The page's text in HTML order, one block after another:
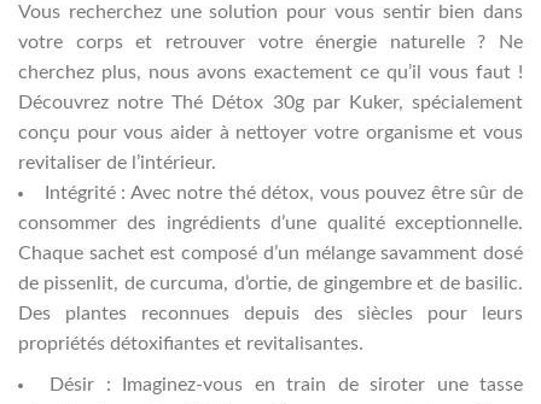
Vous recherchez une solution pour vous sentir bien dans
votre corps et retrouver votre énergie naturelle ? Ne
cherchez plus, nous avons exactement ce qu’il vous faut !
Découvrez notre Thé Détox 30g par Kuker, spécialement
conçu pour vous aider à nettoyer votre organisme et vous
revitaliser de l’intérieur.
Intégrité : Avec notre thé détox, vous pouvez être sûr de
consommer des ingrédients d’une qualité exceptionnelle.
Chaque sachet est composé d’un mélange savamment dosé
de pissenlit, de curcuma, d’ortie, de gingembre et de basilic.
Des plantes reconnues depuis des siècles pour leurs
propriétés détoxifiantes et revitalisantes.
Désir : Imaginez-vous en train de siroter une tasse